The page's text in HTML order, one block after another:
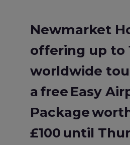
Newmarket
offering up to
worldwide
a free Easy
Package
£100 until